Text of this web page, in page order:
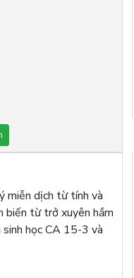
miễn dịch từ tính và
từ trở xuyên hầm
sinh học CA 15-3 và